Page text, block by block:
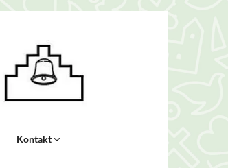
Kontakt